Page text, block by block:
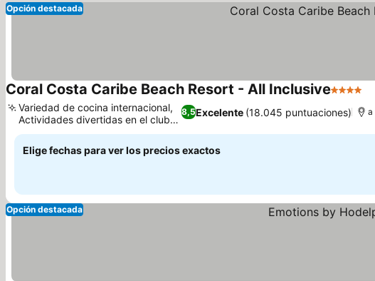
Opción destacada
Coral Costa Caribe Beach Resort - All Inclusive4
8,5Excelente (18.045 puntuaciones)
Variedad de cocina internacional,
Actividades divertidas en el club
infantil
a
Elige fechas para ver los precios exactos
Opción destacada